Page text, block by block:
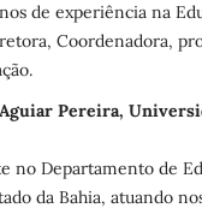
de experiência na
Coordenadora,
Pereira,
no Departamento de
da Bahia, atuando